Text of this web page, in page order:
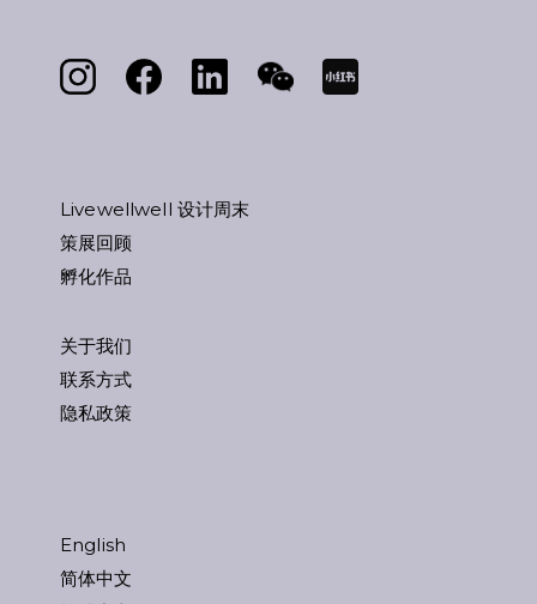
Livewellwell 设计周末
策展回顾
孵化作品
关于我们
联系方式
隐私政策
English
简体中文